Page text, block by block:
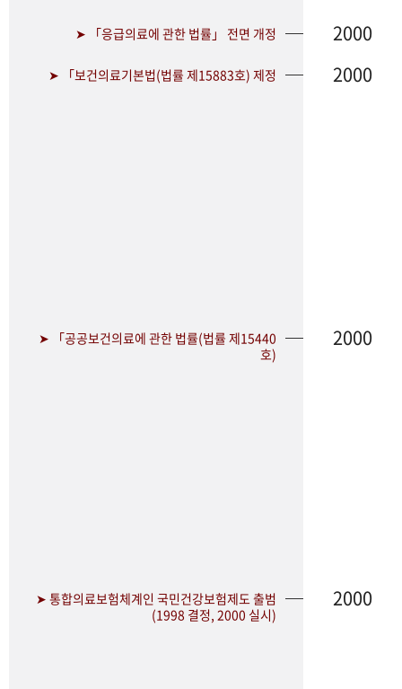
➤ 「응급의료에 관한 법률」 전면 개정 2000
➤ 「보건의료기본법(법률 제15883호) 제정 2000
➤ 「공공보건의료에 관한 법률(법률 제15440
호)
2000
➤ 통합의료보험체계인 국민건강보험제도 출범
(1998 결정, 2000 실시)
2000